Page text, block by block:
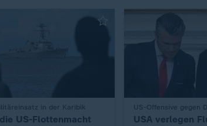
in der Karibik
US-Flottenmacht
US-Offensive gegen
:
USA verlegen